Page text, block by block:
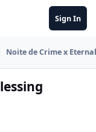
Sign In
Noite de Crime x